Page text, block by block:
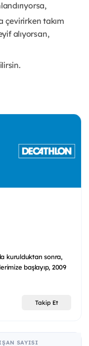
çevirirken takım
alıyorsan,
kurulduktan sonra,
başlayıp, 2009
Takip Et
SAYISI